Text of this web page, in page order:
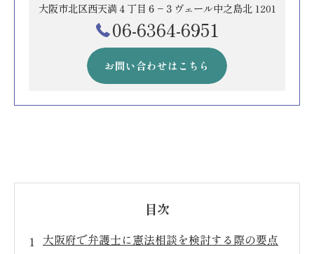
大阪市北区西天満４丁目６−３ヴェール中之島北 1201
06-6364-6951
お問い合わせはこちら
目次
大阪府で弁護士に憲法相談を検討する際の要点